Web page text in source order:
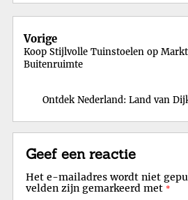
Berichtnavigatie
Vorige
Koop Stijlvolle Tuinstoelen op
Buitenruimte
Ontdek Nederland: Land van
Geef een reactie
Het e-mailadres wordt niet
velden zijn gemarkeerd met *